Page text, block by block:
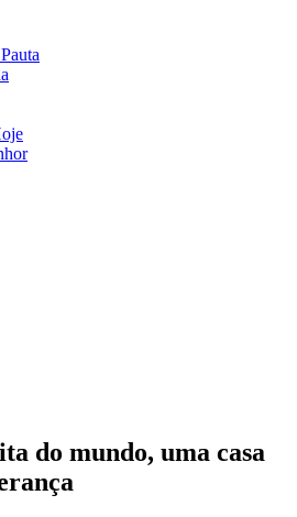
do mundo, uma casa